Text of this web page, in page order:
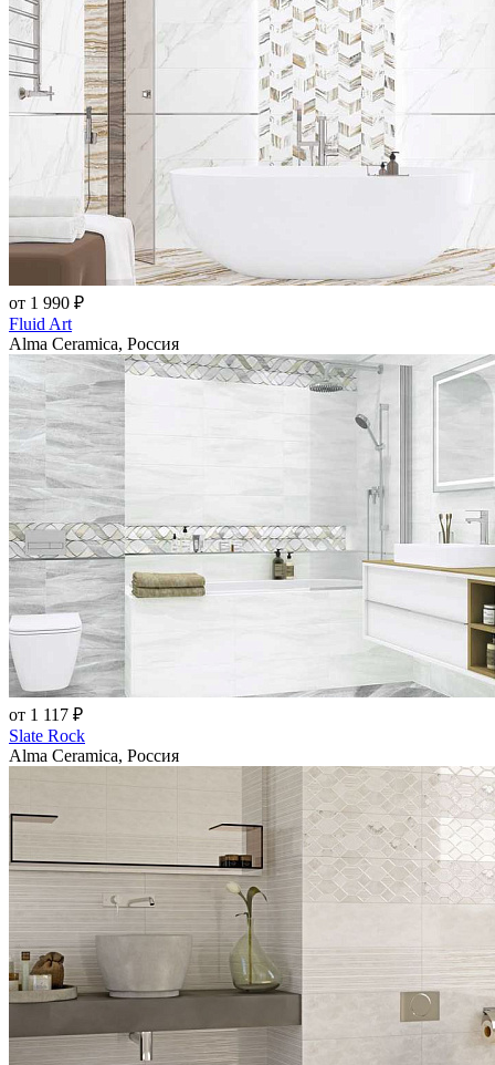
от 1 990 ₽
Fluid Art
Alma Ceramica, Россия
от 1 117 ₽
Slate Rock
Alma Ceramica, Россия